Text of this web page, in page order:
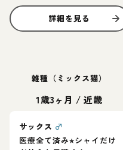
詳細を見る
雑種（ミックス猫）
1歳3ヶ月 /近畿
サックス ♂
医療全て済み⭐︎シャイだけ